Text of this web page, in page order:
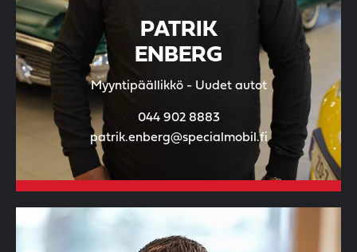
PATRIK
ENBERG
Myyntipäällikkö - Uudet autot
044 902 8883
patrik.enberg@specialmobil.fi